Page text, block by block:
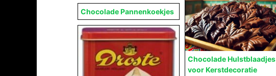
Chocolade Hulstblaadjes
voor Kerstdecoratie
Chocolade Pannenkoekjes